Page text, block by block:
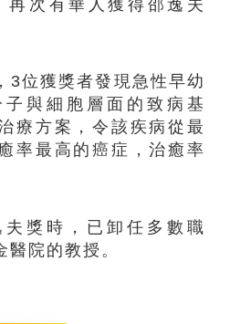
再次有華人獲得邵逸夫
獲獎者發現急性早幼
與細胞層面的致病基
療方案，令該疾病從最
率最高的癌症，治癒率
獎時，已卸任多數職
院的教授。